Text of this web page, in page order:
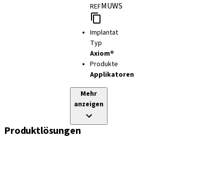
REFMUWS
Implantat
Typ
Axiom®
Produkte
Applikatoren
Mehr
anzeigen
Produktlösungen